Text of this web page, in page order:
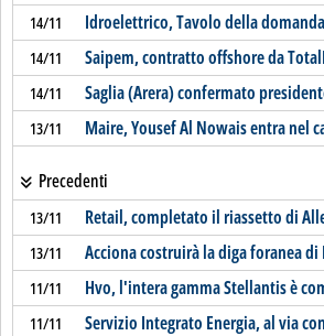
14/11 Idroelettrico, Tavolo della
14/11 Saipem, contratto offshore da
14/11 Saglia (Arera) confermato
13/11 Maire, Yousef Al Nowais entra nel
Precedenti
13/11 Retail, completato il riassetto di
13/11 Acciona costruirà la diga foranea di
11/11 Hvo, l'intera gamma Stellantis è
11/11 Servizio Integrato Energia, al via